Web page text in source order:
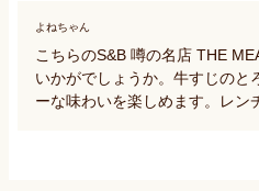
よねちゃん
こちらのS&B 噂の名店 THE
いかがでしょうか。牛すじのと
ーな味わいを楽しめます。レ